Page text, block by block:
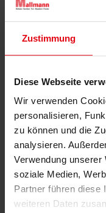
Zustimmung
Diese Webseite
Wir verwenden
personalisieren,
zu können und die
analysieren.
Verwendung
soziale Medien,
Partner führen diese
weiteren Daten
Weitere
Das könnte Sie